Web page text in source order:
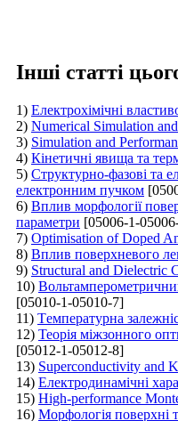
Інші статті
1) Електрохімічні
2) Numerical Simulation
3) Simulation and
4) Кінетичні явища та
5) Структурно-фазові та
електронним пучком
6) Вплив морфології
параметри [05006-1-
7) Optimisation of Doped
8) Вплив поверхневого
9) Structural and Dielectric
10)
[05010-1-05010-7]
11) Tемпературна
12) Теорія міжзонного
[05012-1-05012-8]
13) Superconductivity and
14) Електродинамічні
15) High-performance
16) Морфологія поверхні